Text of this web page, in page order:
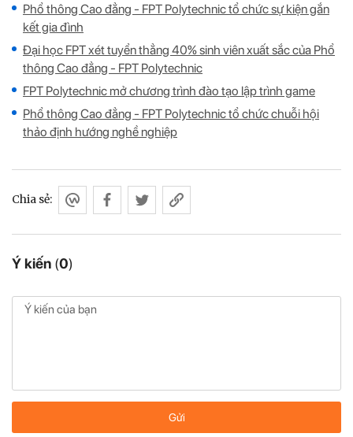
Phổ thông Cao đẳng - FPT Polytechnic tổ chức sự kiện gắn
kết gia đình
Đại học FPT xét tuyển thẳng 40% sinh viên xuất sắc của Phổ
thông Cao đẳng - FPT Polytechnic
FPT Polytechnic mở chương trình đào tạo lập trình game
Phổ thông Cao đẳng - FPT Polytechnic tổ chức chuỗi hội
thảo định hướng nghề nghiệp
Ý kiến (0)
Chia sẻ:
Gửi